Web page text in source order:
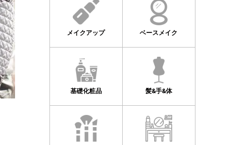
メイクアップ ベースメイク
基礎化粧品 髪&手&体